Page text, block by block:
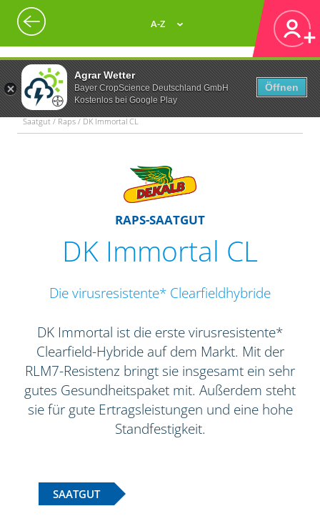
Agrar Wetter
Bayer CropScience Deutschland GmbH
Kostenlos bei Google Play
Öffnen
A-Z
Saatgut / Raps / DK Immortal CL
RAPS-SAATGUT
DK Immortal CL
Die virusresistente* Clearfieldhybride
DK Immortal ist die erste virusresistente*
Clearfield-Hybride auf dem Markt. Mit der
RLM7-Resistenz bringt sie insgesamt ein sehr
gutes Gesundheitspaket mit. Außerdem steht
sie für gute Ertragsleistungen und eine hohe
Standfestigkeit.
SAATGUT